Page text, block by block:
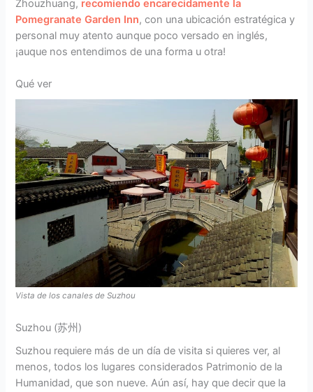
Zhouzhuang, recomiendo encarecidamente la
Pomegranate Garden Inn, con una ubicación estratégica y
personal muy atento aunque poco versado en inglés,
¡auque nos entendimos de una forma u otra!
Qué ver
Vista de los canales de Suzhou
Suzhou (苏州)
Suzhou requiere más de un día de visita si quieres ver, al
menos, todos los lugares considerados Patrimonio de la
Humanidad, que son nueve. Aún así, hay que decir que la